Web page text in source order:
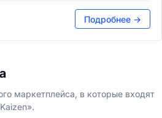
Подробнее →
маркетплейса, в которые входят